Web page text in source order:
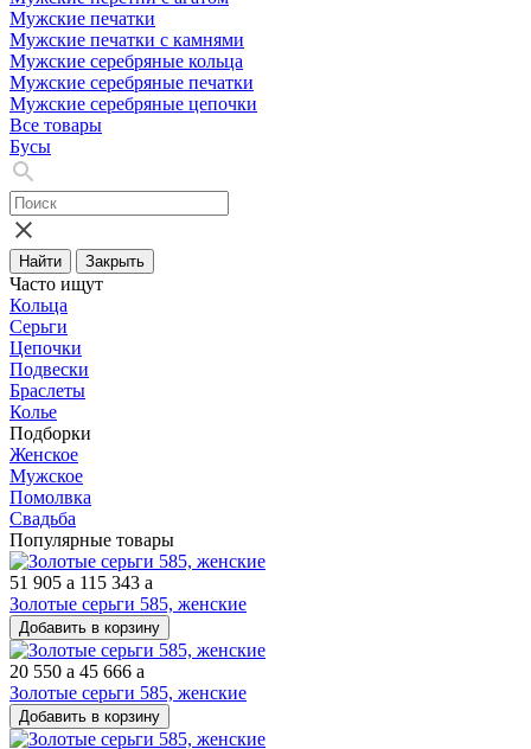
Мужские печатки
Мужские печатки с камнями
Мужские серебряные кольца
Мужские серебряные печатки
Мужские серебряные цепочки
Все товары
Бусы
Найти Закрыть
Часто ищут
Кольца
Серьги
Цепочки
Подвески
Браслеты
Колье
Подборки
Женское
Мужское
Помолвка
Свадьба
Популярные товары
51 905 a 115 343 a
Золотые серьги 585, женские
Добавить в корзину
20 550 a 45 666 a
Золотые серьги 585, женские
Добавить в корзину